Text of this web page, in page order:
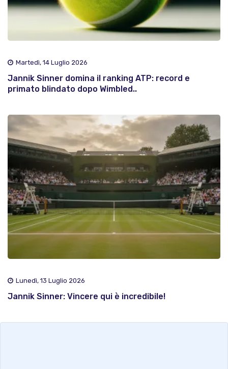
Martedì, 14 Luglio 2026
Jannik Sinner domina il ranking ATP: record e
primato blindato dopo Wimbled..
Lunedì, 13 Luglio 2026
Jannik Sinner: Vincere qui è incredibile!